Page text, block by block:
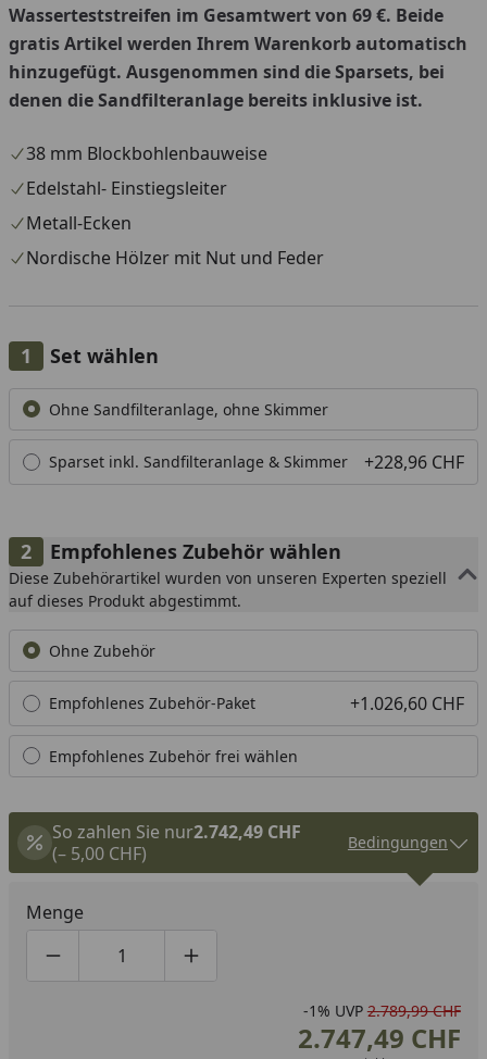
Wasserteststreifen im Gesamtwert von 69 €. Beide
gratis Artikel werden Ihrem Warenkorb automatisch
hinzugefügt. Ausgenommen sind die Sparsets, bei
denen die Sandfilteranlage bereits inklusive ist.
38 mm Blockbohlenbauweise
Edelstahl- Einstiegsleiter
Metall-Ecken
Nordische Hölzer mit Nut und Feder
Set wählen
Alle anzeigen (2)
Ohne Sandfilteranlage, ohne Skimmer
Sparset inkl. Sandfilteranlage & Skimmer +228,96 CHF
Empfohlenes Zubehör wählen
Diese Zubehörartikel wurden von unseren Experten speziell
auf dieses Produkt abgestimmt.
Ohne Zubehör
Empfohlenes Zubehör-Paket +1.026,60 CHF
Empfohlenes Zubehör frei wählen
So zahlen Sie nur2.742,49 CHF
(– 5,00 CHF)
Bedingungen
Menge
Produktmenge um eins verringern
Produktmenge manuell eingeben
Produktmenge um eins erhöhen
-1% UVP 2.789,99 CHF
2.747,49 CHF